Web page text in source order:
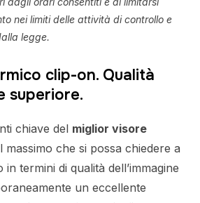
nei limiti delle attività di controllo e
legge.
clip-on. Qualità
superiore.
chiave del miglior visore
massimo che si possa chiedere a
termini di qualità dell’immagine
un eccellente